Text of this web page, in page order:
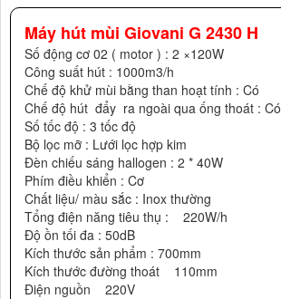
Máy hút mùi Giovani G 2430 H
Số động cơ 02 ( motor ) : 2 ×120W
Công suất hút : 1000m3/h
Chế độ khử mùi bằng than hoạt tính : Có
Chế độ hút đẩy ra ngoài qua ống thoát : Có
Số tốc độ : 3 tốc độ
Bộ lọc mỡ : Lưới lọc hợp kim
Đèn chiếu sáng hallogen : 2 * 40W
Phím điều khiển : Cơ
Chất liệu/ màu sắc : Inox thường
Tổng điện năng tiêu thụ : 220W/h
Độ ồn tối đa : 50dB
Kích thước sản phẩm : 700mm
Kích thước đường thoát 110mm
Điện nguồn 220V